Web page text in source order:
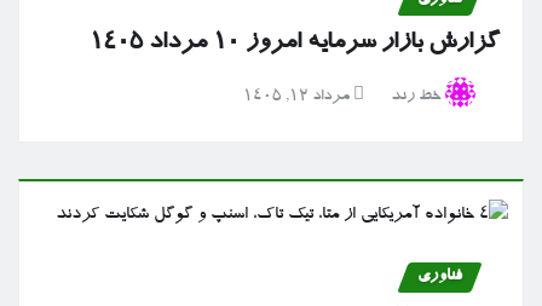
گزارش بازار سرمایه امروز ۱۰ مرداد ۱۴۰۵
خط رند مرداد ۱۲, ۱۴۰۵
فناوری